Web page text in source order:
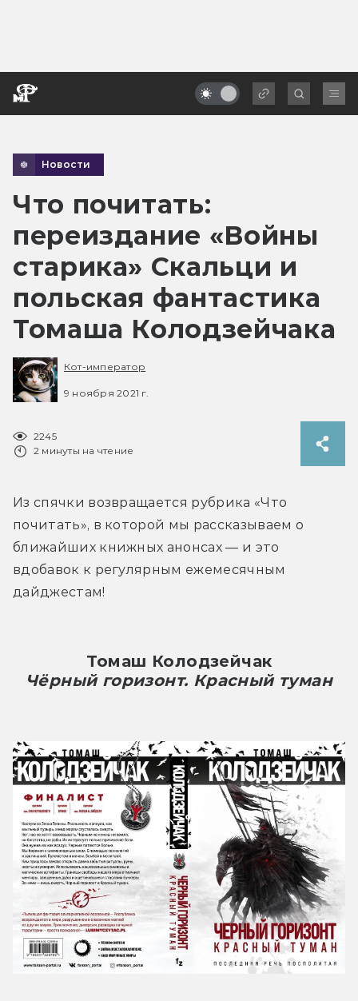
Новости
Что почитать:
переиздание «Войны
старика» Скальци и
польская фантастика
Томаша Колодзейчака
Кот-император
9 ноября 2021 г.
2245
2 минуты на чтение
Из спячки возвращается рубрика «Что
почитать», в которой мы рассказываем о
ближайших книжных анонсах — и это
вдобавок к регулярным ежемесячным
дайджестам!
Томаш Колодзейчак
Чёрный горизонт. Красный туман